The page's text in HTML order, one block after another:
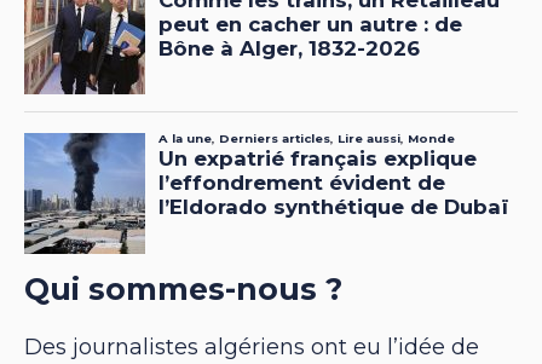
Qui sommes-nous ?
Des journalistes algériens ont eu l’idée de